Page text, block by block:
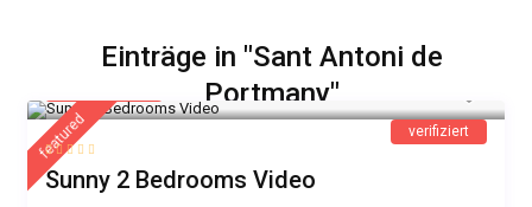
Einträge in "Sant Antoni de
Portmany"
featured verifiziert
Sunny 2 Bedrooms Video